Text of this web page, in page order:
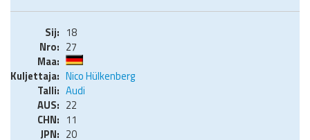
18
27
Nico Hülkenberg
Audi
22
11
20